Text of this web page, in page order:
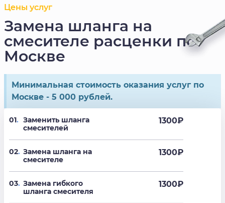
Цены услуг
Замена шланга на
смесителе расценки по
Москве
Минимальная стоимость оказания услуг по
Москве - 5 000 рублей.
01. Заменить шланга
смесителей
1300₽
02. Замена шланга на
смесителе
1300₽
03. Замена гибкого
шланга смесителя
1300₽